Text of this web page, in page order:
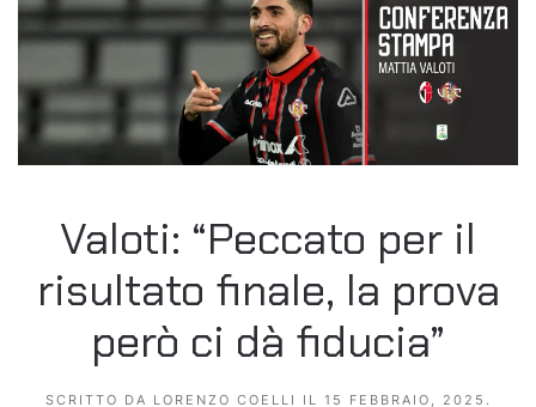
Valoti: “Peccato per il
risultato finale, la prova
però ci dà fiducia”
SCRITTO DA LORENZO COELLI IL 15 FEBBRAIO, 2025 .